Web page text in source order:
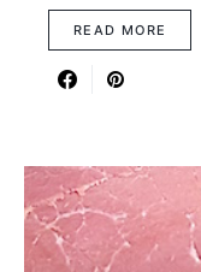
READ MORE